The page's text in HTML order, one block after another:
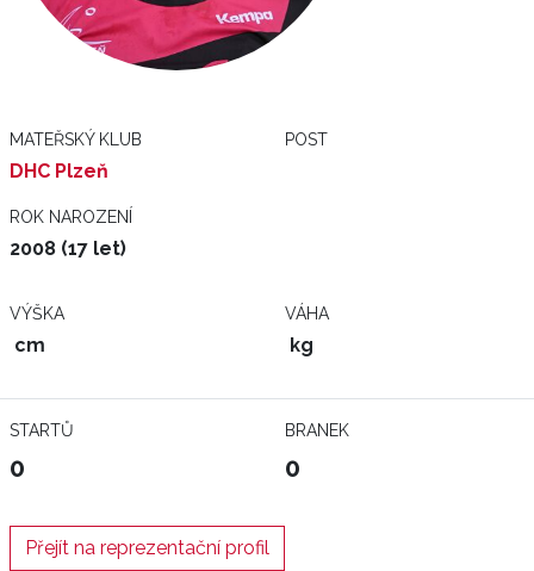
MATEŘSKÝ KLUB
DHC Plzeň
POST
ROK NAROZENÍ
2008 (17 let)
VÝŠKA
cm
VÁHA
kg
STARTŮ
0
BRANEK
0
Přejít na reprezentační profil